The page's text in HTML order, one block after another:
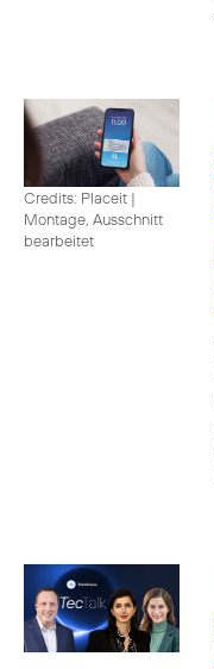
Credits: Placeit |
Montage, Ausschnitt
bearbeitet